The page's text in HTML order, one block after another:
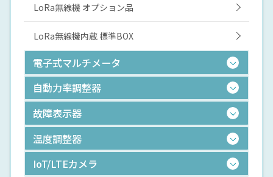
LoRa無線機 オプション品
LoRa無線機内蔵 標準BOX
電子式マルチメータ
自動力率調整器
故障表示器
温度調整器
IoT/LTEカメラ